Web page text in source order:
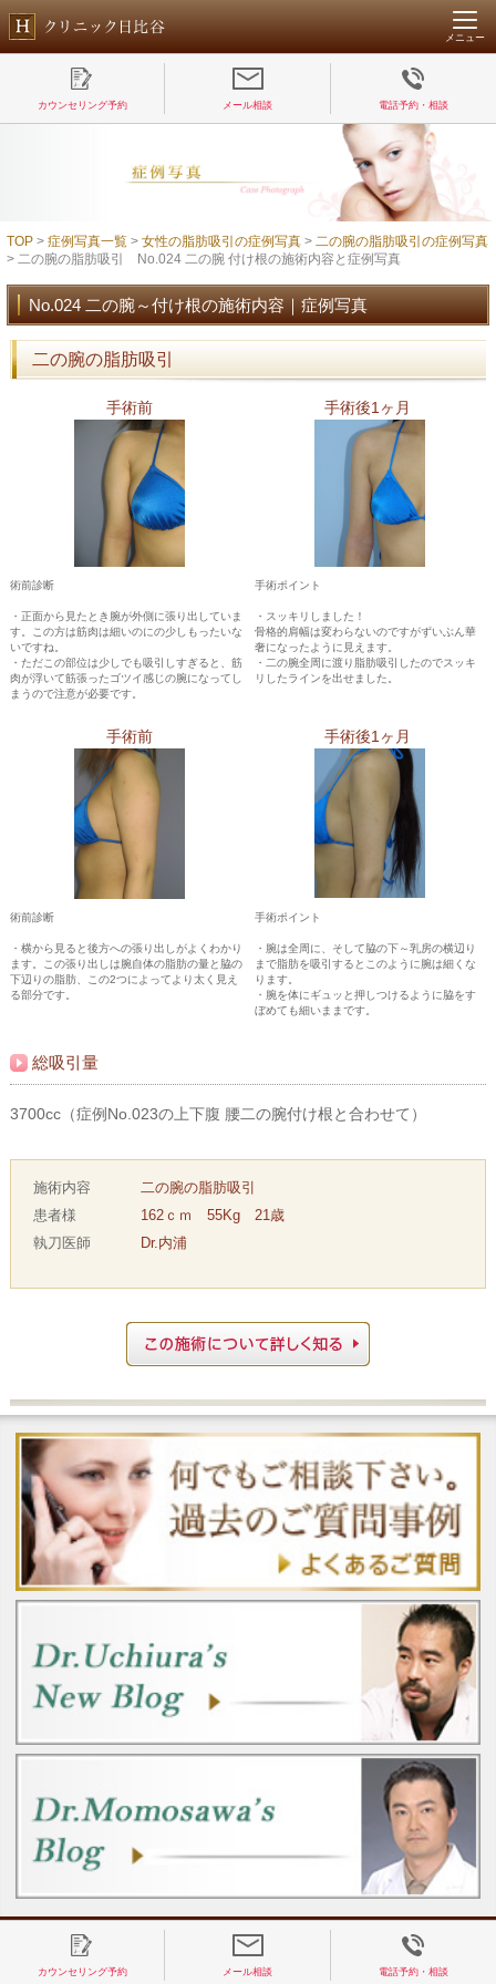
メニュー
カウンセリング予約 メール相談 電話予約・相談
TOP > 症例写真一覧 > 女性の脂肪吸引の症例写真 > 二の腕の脂肪吸引の症例写真
> 二の腕の脂肪吸引 No.024 二の腕 付け根の施術内容と症例写真
No.024 二の腕～付け根の施術内容｜症例写真
二の腕の脂肪吸引
手術前 手術後1ヶ月
術前診断
・正面から見たとき腕が外側に張り出していま
す。この方は筋肉は細いのにの少しもったいな
いですね。
・ただこの部位は少しでも吸引しすぎると、筋
肉が浮いて筋張ったゴツイ感じの腕になってし
まうので注意が必要です。
手術ポイント
・スッキリしました！
骨格的肩幅は変わらないのですがずいぶん華
奢になったように見えます。
・二の腕全周に渡り脂肪吸引したのでスッキ
リしたラインを出せました。
手術前 手術後1ヶ月
術前診断
・横から見ると後方への張り出しがよくわかり
ます。この張り出しは腕自体の脂肪の量と脇の
下辺りの脂肪、この2つによってより太く見え
る部分です。
手術ポイント
・腕は全周に、そして脇の下～乳房の横辺り
まで脂肪を吸引するとこのように腕は細くな
ります。
・腕を体にギュッと押しつけるように脇をす
ぼめても細いままです。
総吸引量
3700cc（症例No.023の上下腹 腰二の腕付け根と合わせて）
施術内容
二の腕の脂肪吸引
患者様
162ｃｍ 55Kg 21歳
執刀医師
Dr.内浦
カウンセリング予約 メール相談 電話予約・相談